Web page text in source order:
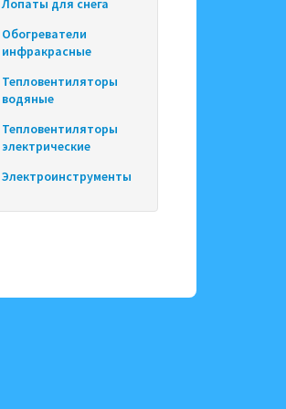
Лопаты для снега
Обогреватели
инфракрасные
Тепловентиляторы
водяные
Тепловентиляторы
электрические
Электроинструменты